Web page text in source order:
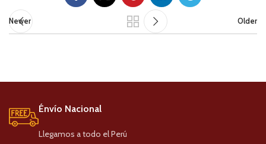
Newer Older
Énvío Nacional
Llegamos a todo el Perú